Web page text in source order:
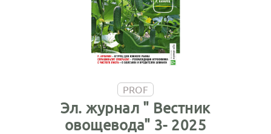
PROF
Эл. журнал " Вестник
овощевода" 3- 2025